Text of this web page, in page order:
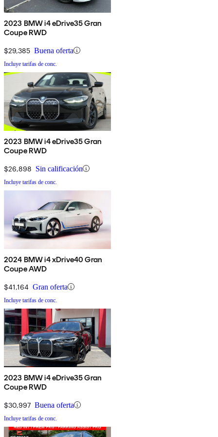
2023 BMW i4 eDrive35 Gran
Coupe RWD
$29,385 Buena oferta
Incluye tarifas de conc.
2023 BMW i4 eDrive35 Gran
Coupe RWD
$26,898 Sin calificación
Incluye tarifas de conc.
2024 BMW i4 xDrive40 Gran
Coupe AWD
$41,164 Gran oferta
Incluye tarifas de conc.
2023 BMW i4 eDrive35 Gran
Coupe RWD
$30,997 Buena oferta
Incluye tarifas de conc.